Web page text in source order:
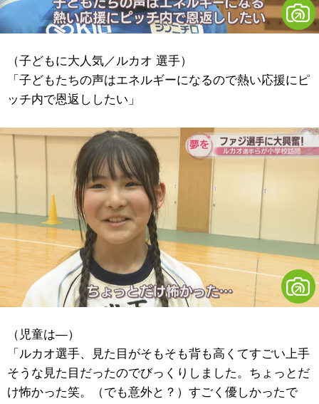
（子どもに大人気／ルカオ 選手）
「子どもたちの声はエネルギーになるので熱い応援にピ
ッチ内で恩返ししたい」
（児童は―）
「ルカオ選手、見た目がそもそも背も高くてすごい上手
そうな見た目だったのでびっくりしました。ちょっとだ
け怖かった笑。（でも意外と？）すごく優しかったで